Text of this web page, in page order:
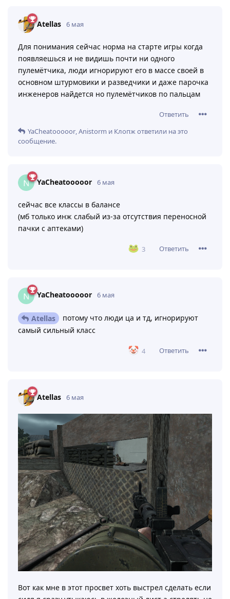
Atellas 6 мая
Для понимания сейчас норма на старте игры когда
появляешься и не видишь почти ни одного
пулемётчика, люди игнорируют его в массе своей в
основном штурмовики и разведчики и даже парочка
инженеров найдется но пулемётчиков по пальцам
Ответить
YaCheatooooor,Anistorm и Клопжответили на это
сообщение.
YaCheatooooor 6 мая
сейчас все классы в балансе
(мб только инж слабый из-за отсутствия переносной
пачки с аптеками)
3 Ответить
YaCheatooooor 6 мая
Atellas
потому что люди ца и тд, игнорируют
самый сильный класс
4 Ответить
Atellas 6 мая
Вот как мне в этот просвет хоть выстрел сделать если